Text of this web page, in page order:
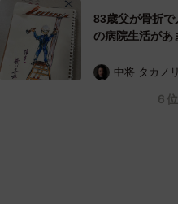
83歳父が骨折
の病院生活があ
い！」→スケッ
中将 タカノリ
６